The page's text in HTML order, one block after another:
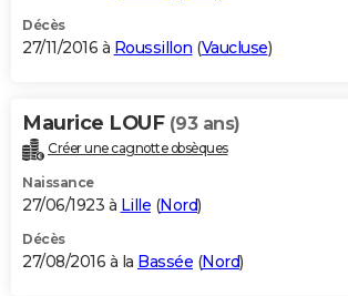
Décès
27/11/2016 à Roussillon (Vaucluse)
Maurice LOUF (93 ans)
Créer une cagnotte obsèques
Naissance
27/06/1923 à Lille (Nord)
Décès
27/08/2016 à la Bassée (Nord)